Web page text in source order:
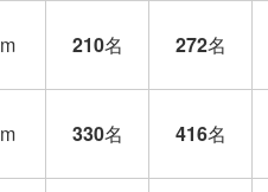
m 210名 272名
m 330名 416名